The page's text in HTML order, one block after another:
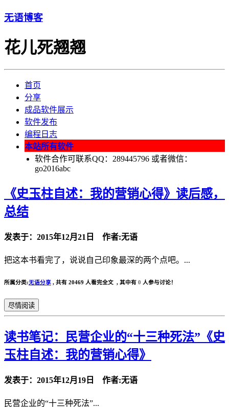
无语博客
花儿死翘翘
首页
分享
成品软件展示
软件发布
编程日志
本站所有软件
软件合作可联系QQ：289445796 或者微信：
go2016abc
《史玉柱自述：我的营销心得》读后感，
总结
发表于：2015年12月21日 作者:无语
把这本书看完了，说说自己印象最深的两个点吧。...
所属分类:无语分享 , 共有 20469 人看完全文 , 其中有 0 人参与讨论！
尽情阅读
读书笔记：民营企业的“十三种死法”《史
玉柱自述：我的营销心得》
发表于：2015年12月19日 作者:无语
民营企业的“十三种死法”...